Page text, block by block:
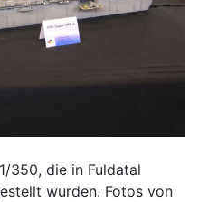
350, die in Fuldatal
wurden. Fotos von